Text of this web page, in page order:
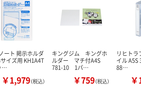
ート 掲示ホルダ
イズ用 KH1A4T
…
￥1,979（税込）
キングジム キングホ
ルダー マチ付A4S
781-10 1パ…
￥759（税込）
リヒトラ
イル A5S
88…